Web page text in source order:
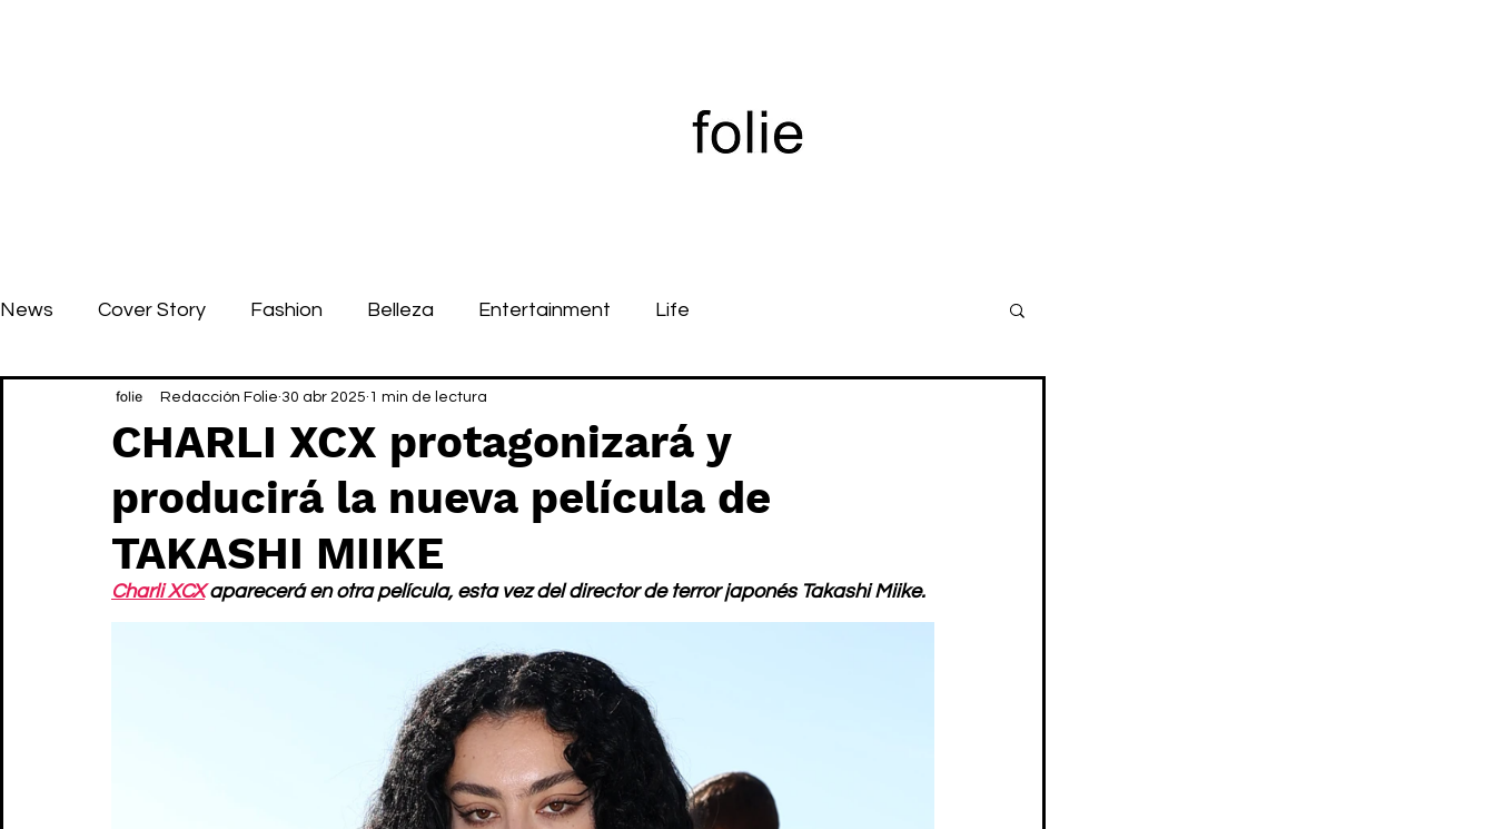
News Cover Story Fashion Belleza Entertainment Life
CHARLI XCX protagonizará y
producirá la nueva película de
TAKASHI MIIKE
Redacción Folie 30 abr 2025 1 min de lectura
Charli XCX aparecerá en otra película, esta vez del director de terror japonés Takashi Miike.